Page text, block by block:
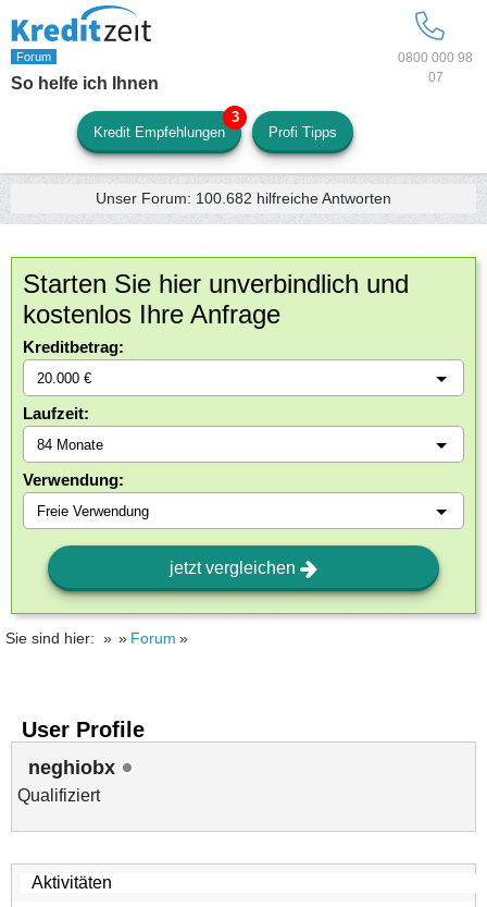
0800 000 98
07
So helfe ich Ihnen
Kredit Empfehlungen Profi Tipps
Unser Forum: 100.682 hilfreiche Antworten
Starten Sie hier unverbindlich und
kostenlos Ihre Anfrage
Kreditbetrag:
Laufzeit:
Verwendung:
jetzt vergleichen
Sie sind hier: Forum
User Profile
neghiobx
Qualifiziert